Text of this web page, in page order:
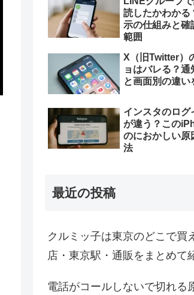
読したかわかる
示の仕組みと確
範囲
X（旧Twitter）
ョはバレる？通
と画面別の違い
インスタのログ
が違う？この
のにおかしい原
法
最近の投稿
クルミッ子は東京のどこで買
店・東京駅・通販をまとめて
電話がコールしないで切れる